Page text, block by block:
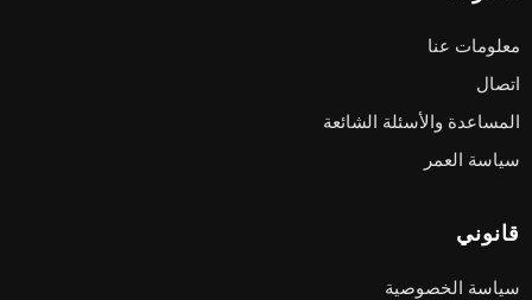
معلومات عنا
اتصال
المساعدة والأسئلة الشائعة
سياسة العمر
قانوني
سياسة الخصوصية